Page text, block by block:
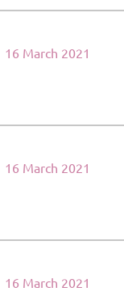
16 March 2021
16 March 2021
16 March 2021